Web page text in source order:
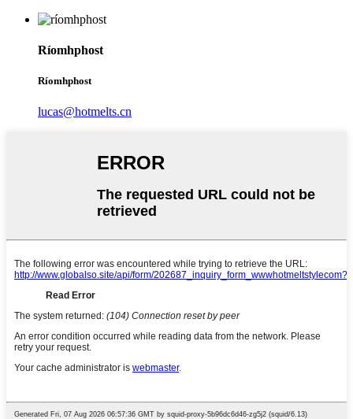
Ríomhphost
Ríomhphost
lucas@hotmelts.cn